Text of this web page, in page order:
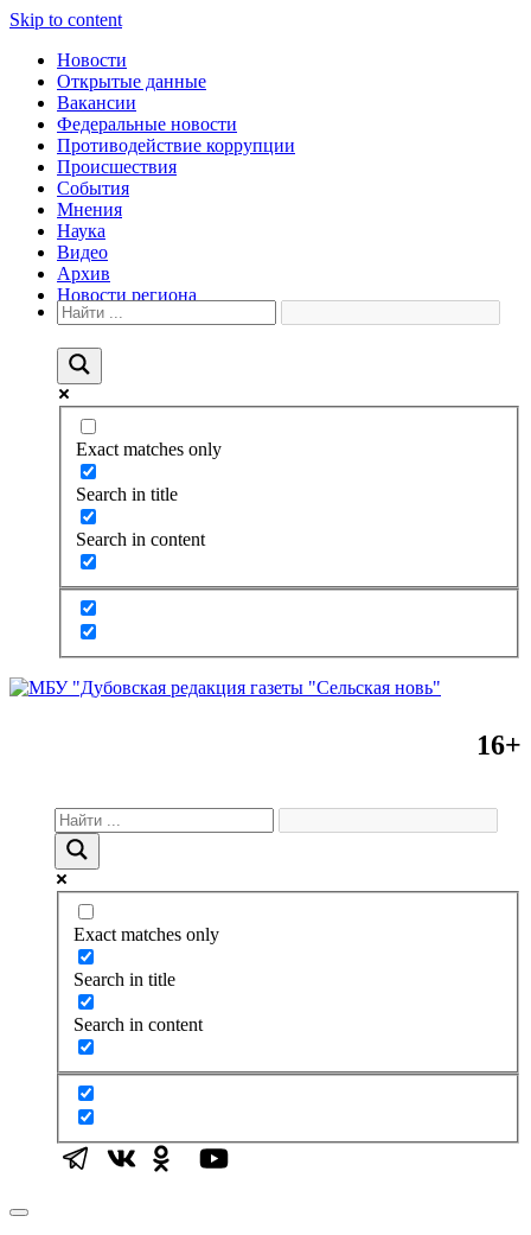
Skip to content
Новости
Открытые данные
Вакансии
Федеральные новости
Противодействие коррупции
Происшествия
События
Мнения
Наука
Видео
Архив
Новости региона
Exact matches only
Search in title
Search in content
16+
Exact matches only
Search in title
Search in content